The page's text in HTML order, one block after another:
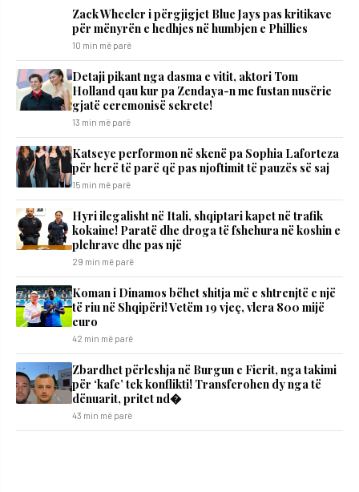
Zack Wheeler i përgjigjet Blue Jays pas kritikave
për mënyrën e hedhjes në humbjen e Phillies
10 min më parë
Detaji pikant nga dasma e vitit, aktori Tom
Holland qau kur pa Zendaya-n me fustan nusërie
gjatë ceremonisë sekrete!
13 min më parë
Katseye performon në skenë pa Sophia Laforteza
për herë të parë që pas njoftimit të pauzës së saj
15 min më parë
Hyri ilegalisht në Itali, shqiptari kapet në trafik
kokaine! Paratë dhe droga të fshehura në koshin e
plehrave dhe pas një
29 min më parë
Koman i Dinamos bëhet shitja më e shtrenjtë e një
të riu në Shqipëri! Vetëm 19 vjeç, vlera 800 mijë
euro
42 min më parë
Zbardhet përleshja në Burgun e Fierit, nga takimi
për ‘kafe’ tek konflikti! Transferohen dy nga të
dënuarit, pritet nd�
43 min më parë